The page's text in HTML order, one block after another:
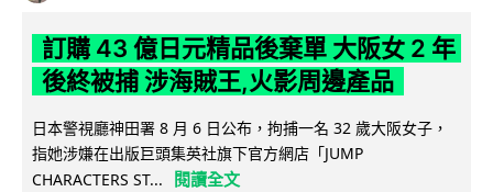
訂購 43 億日元精品後棄單 大阪女 2 年
後終被捕 涉海賊王,火影周邊產品
日本警視廳神田署 8 月 6 日公布，拘捕一名 32 歲大阪女子，
指她涉嫌在出版巨頭集英社旗下官方網店「JUMP
CHARACTERS ST...
閱讀全文